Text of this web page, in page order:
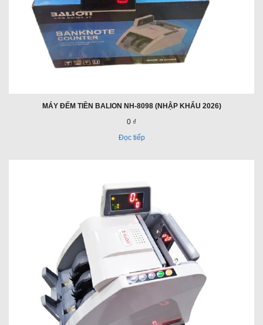
MÁY ĐẾM TIỀN BALION NH-8098 (NHẬP KHẨU 2026)
0 ₫
Đọc tiếp